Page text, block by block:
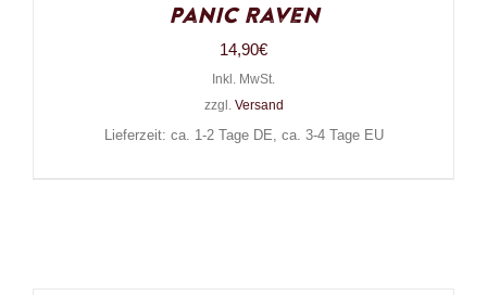
Panic Raven
14,90€
Inkl. MwSt.
zzgl. Versand
Lieferzeit: ca. 1-2 Tage DE, ca. 3-4 Tage EU